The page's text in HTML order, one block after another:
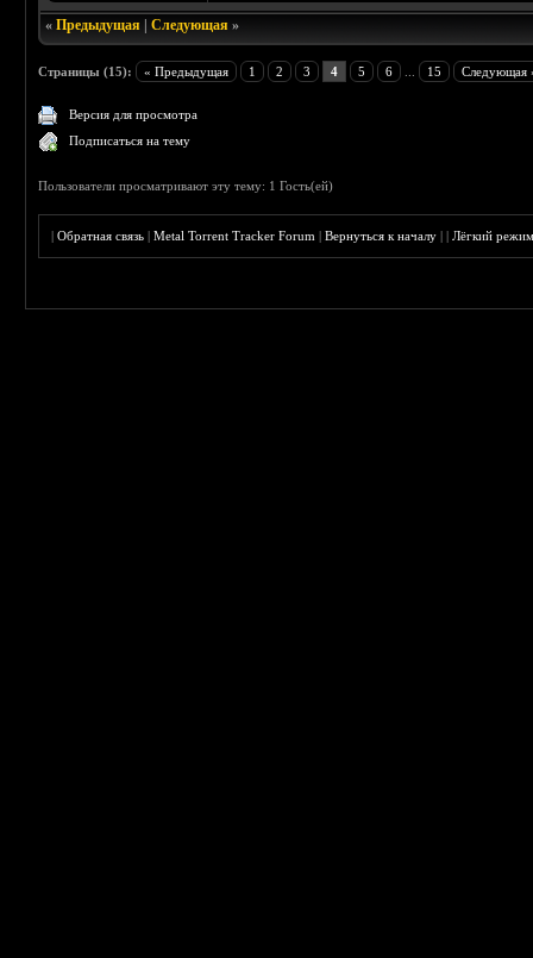
«Предыдущая |Следующая »
Страницы (15): « Предыдущая 1 2 3 4 5 6 15 Следующая
Версия для просмотра
Подписаться на тему
Пользователи просматривают эту тему: 1 Гость(ей)
|Обратная связь |Metal Torrent Tracker Forum |Вернуться к началу ||Лёгкий